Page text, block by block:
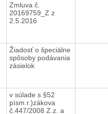
Zmluva č.
20169759_Z z
2.5.2016
Žiadosť o špeciálne
spôsoby podávania
zásielok
v súlade s §52
písm.r.)zákova
č.447/2008 Z.z. a